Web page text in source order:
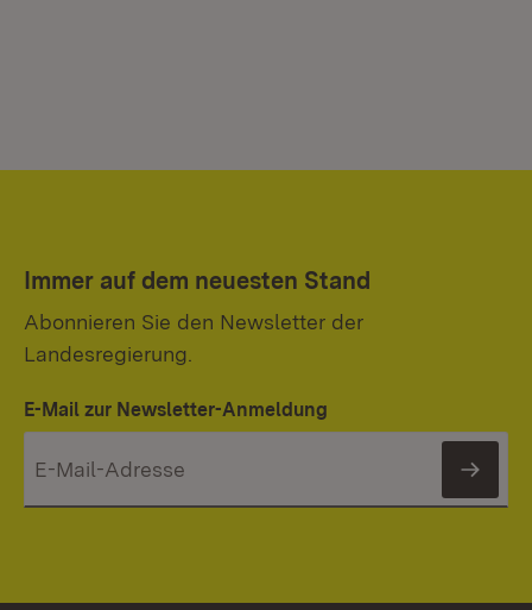
Immer auf dem neuesten Stand
Abonnieren Sie den Newsletter der
Landesregierung.
E-Mail zur Newsletter-Anmeldung